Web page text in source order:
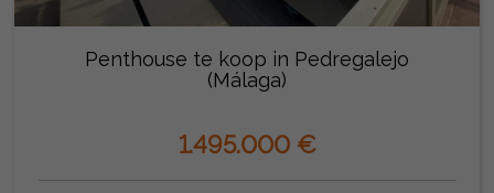
Penthouse te koop in Pedregalejo
(Málaga)
1.495.000 €